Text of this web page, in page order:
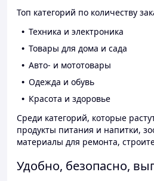
Топ категорий по количеству
Техника и электроника
Товары для дома и сада
Авто- и мототовары
Одежда и обувь
Красота и здоровье
Среди категорий, которые
продукты питания и напитки,
материалы для ремонта,
Удобно, безопасно,